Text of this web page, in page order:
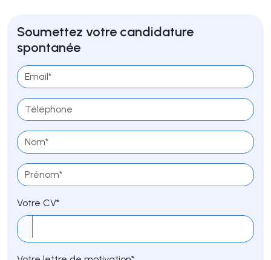
Soumettez votre candidature
spontanée
Votre CV*